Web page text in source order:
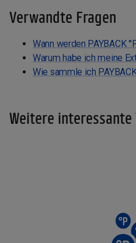
Verwandte Fragen
Wann werden PAYBACK
Warum habe ich meine
Wie sammle ich
Weitere interessante